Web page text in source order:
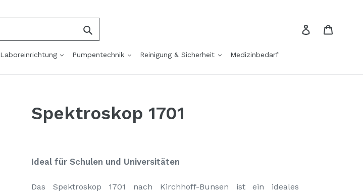
Suchen
Einloggen
Laboreinrichtung Pumpentechnik Reinigung & Sicherheit Medizinbedarf
Spektroskop 1701
Ideal für Schulen und Universitäten
Das Spektroskop 1701 nach Kirchhoff-Bunsen ist ein ideales